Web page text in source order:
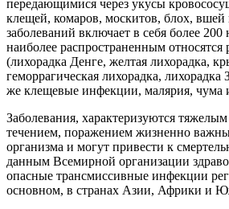
передающимися через укусы
клещей, комаров, москитов, блох, вшей
заболеваний включает в себя более
наиболее распространенным относятся
(лихорадка Денге, желтая лихорадка,
геморрагическая лихорадка, лихорадка
же клещевые инфекции, малярия, чума
Заболевания, характеризуются
течением, поражением жизненно
организма и могут привести к
данным Всемирной организации
опасные трансмиссивные инфекции
основном, в странах Азии, Африки и